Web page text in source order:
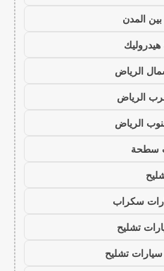
المدن
الرياض
الرياض
الرياض
سطحة
سكراب
تشليح
تشليح